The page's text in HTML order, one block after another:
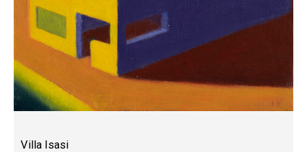
Villa Isasi